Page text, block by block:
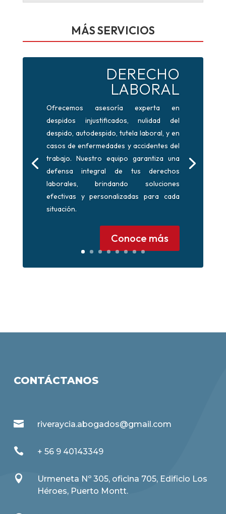
MÁS SERVICIOS
DERECHO
LABORAL
Ofrecemos asesoría experta en
despidos injustificados, nulidad del
despido, autodespido, tutela laboral, y en
casos de enfermedades y accidentes del
trabajo. Nuestro equipo garantiza una
defensa integral de tus derechos
laborales, brindando soluciones
efectivas y personalizadas para cada
situación.
Conoce más
CONTÁCTANOS
 riveraycia.abogados@gmail.com
 + 56 9 40143349

Urmeneta Nº 305, oficina 705, Edificio Los
Héroes, Puerto Montt.